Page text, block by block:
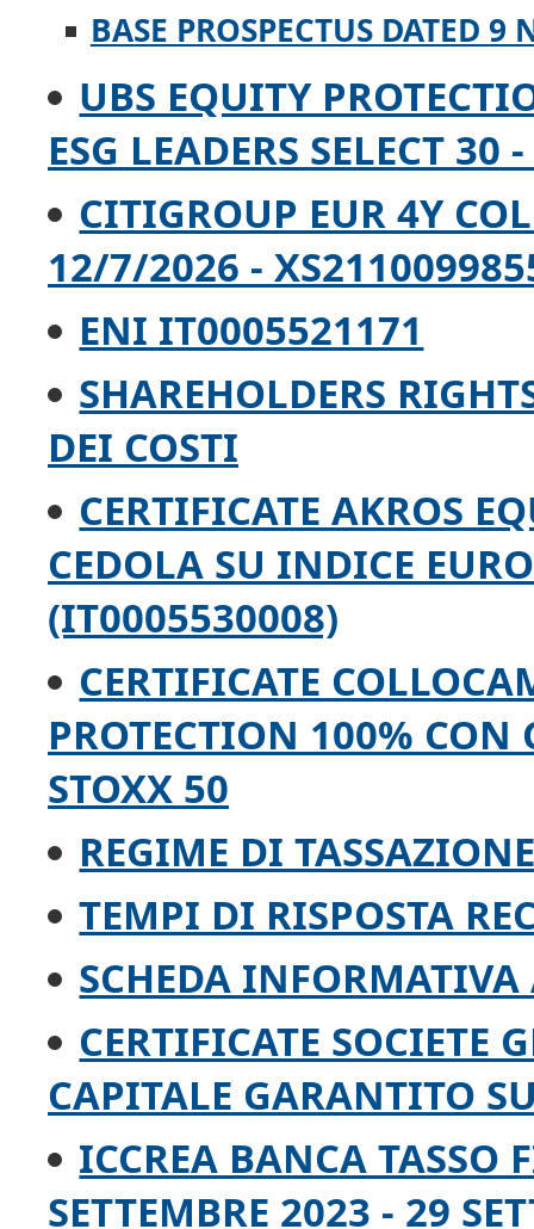
BASE PROSPECTUS DATED 9
UBS EQUITY
ESG LEADERS SELECT
CITIGROUP EUR 4Y
12/7/2026 -
ENI IT0005521171
SHAREHOLDERS
DEI COSTI
CERTIFICATE AKROS
CEDOLA SU INDICE
(IT0005530008)
CERTIFICATE
PROTECTION 100% CON
STOXX 50
REGIME DI
TEMPI DI RISPOSTA
SCHEDA
CERTIFICATE SOCIETE
CAPITALE GARANTITO
ICCREA BANCA TASSO
SETTEMBRE 2023 - 29